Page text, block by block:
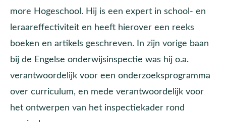
more Hogeschool. Hij is een expert in school- en
leraareffectiviteit en heeft hierover een reeks
boeken en artikels geschreven. In zijn vorige baan
bij de Engelse onderwijsinspectie was hij o.a.
verantwoordelijk voor een onderzoeksprogramma
over curriculum, en mede verantwoordelijk voor
het ontwerpen van het inspectiekader rond